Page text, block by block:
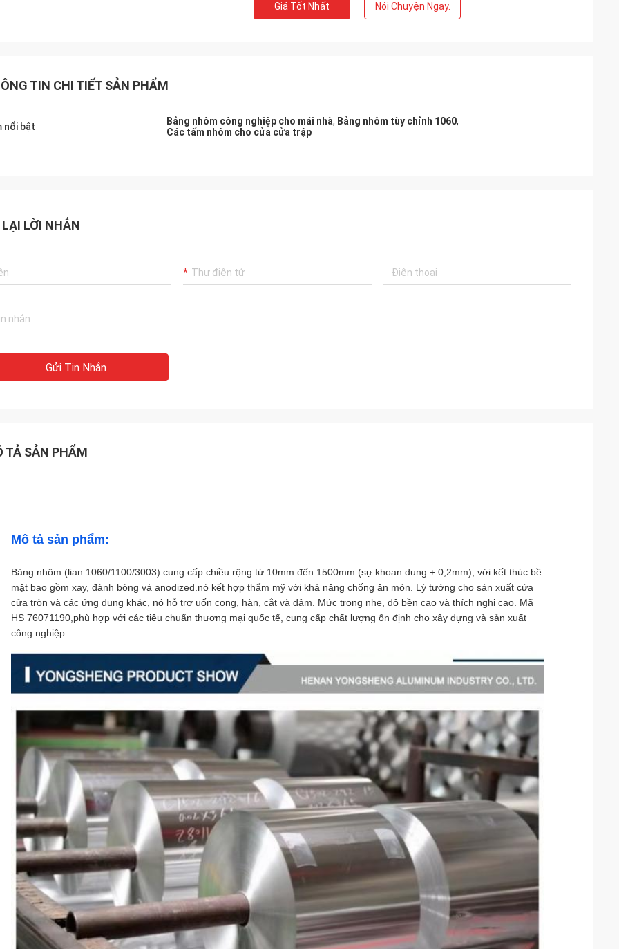
Giá Tốt Nhất Nói Chuyện Ngay.
TIN CHI TIẾT SẢN PHẨM
nổi bật Bảng nhôm công nghiệp cho mái nhà, Bảng nhôm tùy chỉnh 1060,
Các tấm nhôm cho cửa cửa trập
LỜI NHẮN
Gửi Tin Nhắn
TẢ SẢN PHẨM
Mô tả sản phẩm:
Bảng nhôm (lian 1060/1100/3003) cung cấp chiều rộng từ 10mm đến 1500mm (sự khoan dung ± 0,2mm), với kết thúc bề
mặt bao gồm xay, đánh bóng và anodized.nó kết hợp thẩm mỹ với khả năng chống ăn mòn. Lý tưởng cho sản xuất cửa
cửa tròn và các ứng dụng khác, nó hỗ trợ uốn cong, hàn, cắt và đâm. Mức trọng nhẹ, độ bền cao và thích nghi cao. Mã
HS 76071190,phù hợp với các tiêu chuẩn thương mại quốc tế, cung cấp chất lượng ổn định cho xây dựng và sản xuất
công nghiệp.